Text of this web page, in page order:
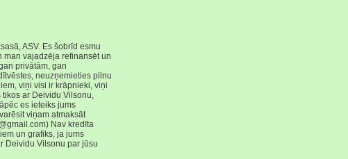
ASV. Es šobrīd esmu
man vajadzēja refinansēt un
privātām, gan
neuzņemieties pilnu
viņi visi ir krāpnieki, viņi
ar Deividu Vilsonu,
es ieteiks jums
viņam atmaksāt
Nav kredīta
un grafiks, ja jums
Deividu Vilsonu par jūsu